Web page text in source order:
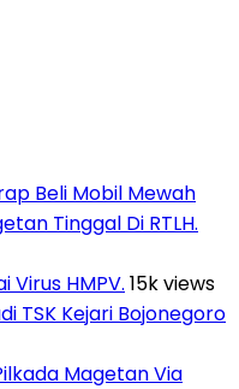
Beli Mobil Mewah
Tinggal Di RTLH.
HMPV. 15k views
TSK Kejari Bojonegoro
Magetan Via